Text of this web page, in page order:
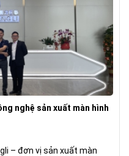
nghệ sản xuất màn hình
– đơn vị sản xuất màn